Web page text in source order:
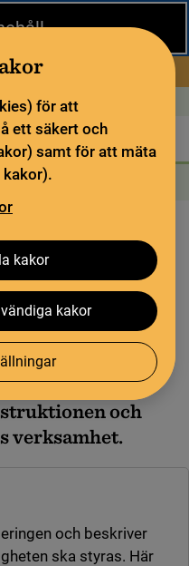
service och särskilda
och samlingar
i sommar
för att
ett säkert och
samt för att mäta
kakor
kakor
Pliktleverans och ISBN
vad
uppgifter. Det
och
verksamhet.
och beskriver
ska styras. Här